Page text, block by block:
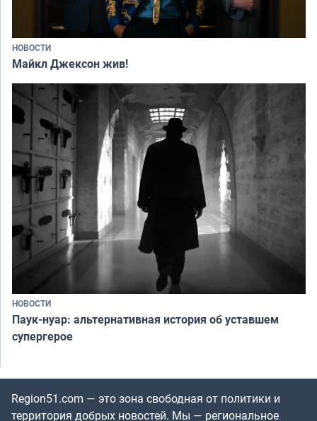
НОВОСТИ
Майкл Джексон жив!
НОВОСТИ
Паук-нуар: альтернативная история об уставшем
супергерое
Region51.com — это зона свободная от политики и
территория добрых новостей. Мы — региональное